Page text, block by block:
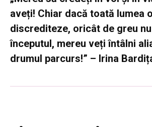
aveți! Chiar dacă toată lumea
discrediteze, oricât de greu
începutul, mereu veți întâlni
drumul parcurs!” – Irina